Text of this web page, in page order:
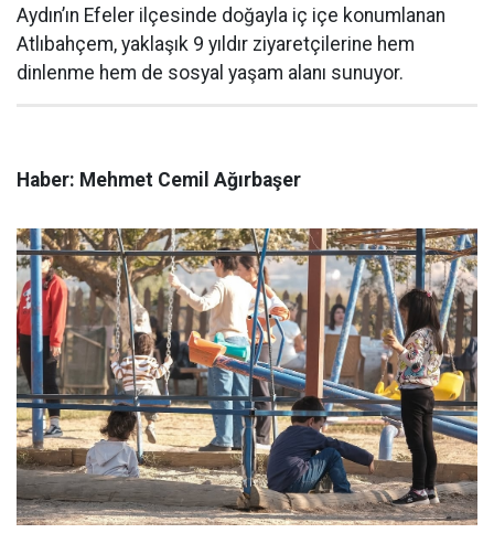
Aydın’ın Efeler ilçesinde doğayla iç içe konumlanan
Atlıbahçem, yaklaşık 9 yıldır ziyaretçilerine hem
dinlenme hem de sosyal yaşam alanı sunuyor.
Haber: Mehmet Cemil Ağırbaşer